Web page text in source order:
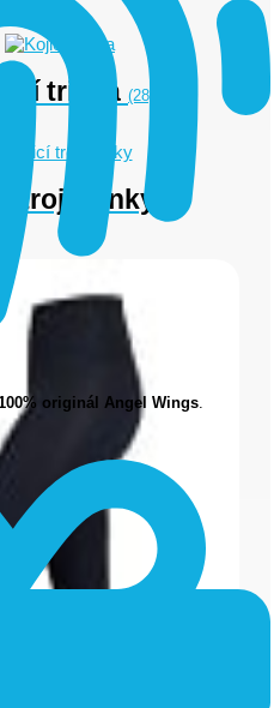
trička (28)
trojhránky
originál Angel Wings